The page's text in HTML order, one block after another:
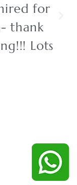
for
thank
Lots